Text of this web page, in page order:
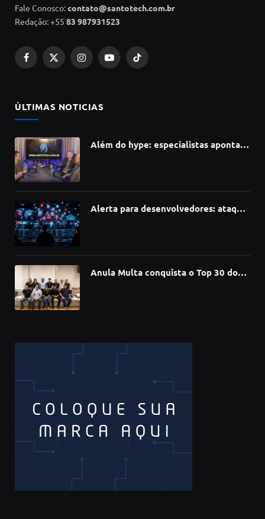
Fale Conosco:contato@santotech.com.br
Redação: +55 83 987931523
Facebook
X
InstagramYouTubeTikTok
ÚLTIMAS NOTICIAS
Além do hype: especialistas apontam
Alerta para desenvolvedores: ataque
Anula Multa conquista o Top 30 do